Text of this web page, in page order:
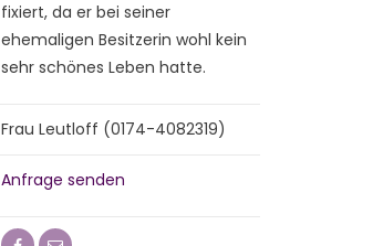
fixiert, da er bei seiner
ehemaligen Besitzerin wohl kein
sehr schönes Leben hatte.
Frau Leutloff (0174-4082319)
Anfrage senden